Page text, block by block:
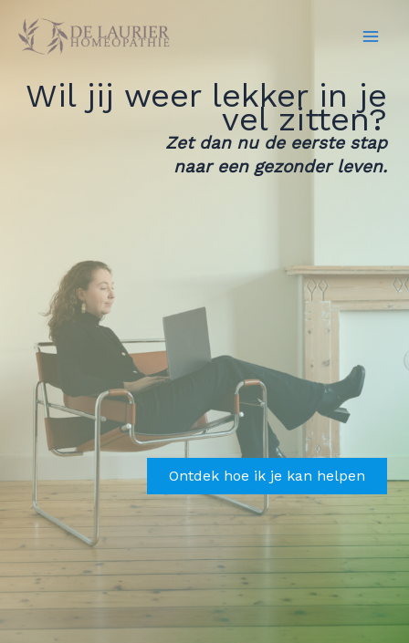
naar
inhoudWil jij weer lekker in je
vel zitten?
Zet dan nu de eerste stap
naar een gezonder leven.
Ontdek hoe ik je kan helpen